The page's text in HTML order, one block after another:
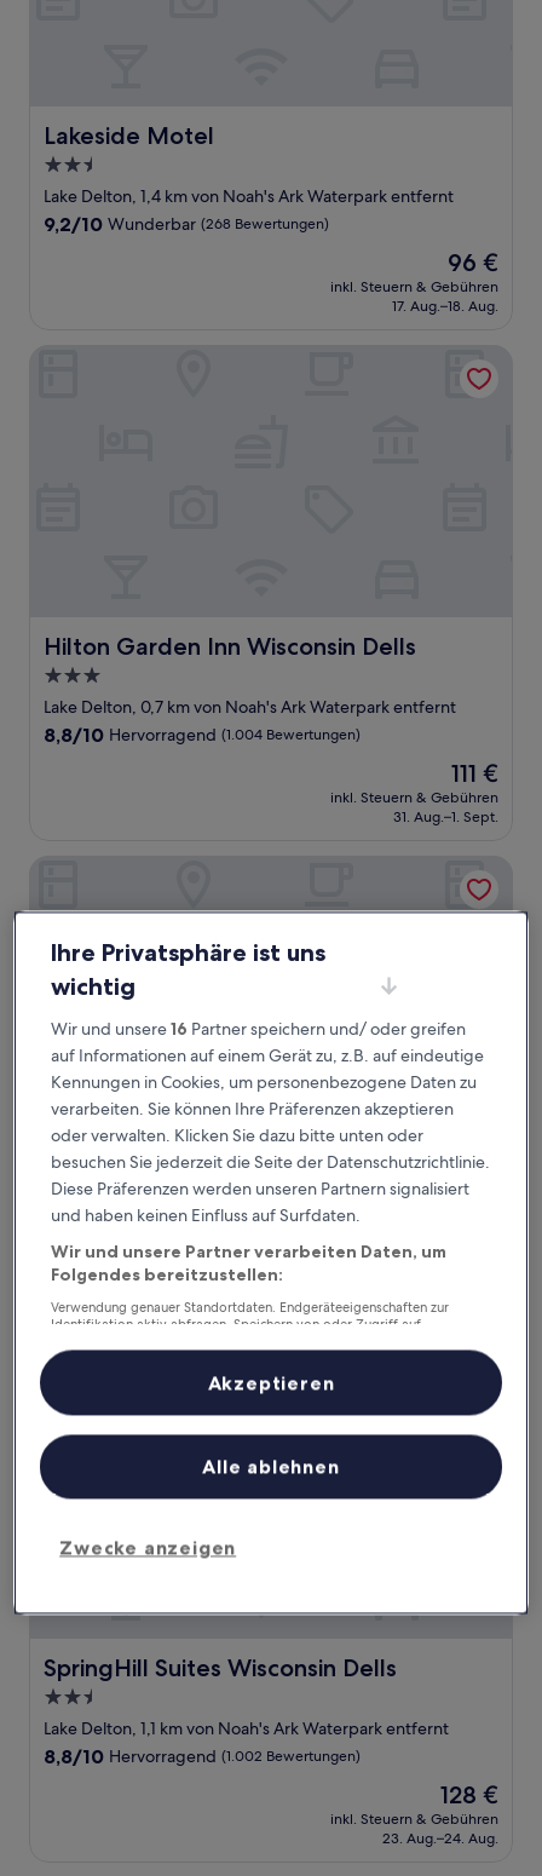
Lakeside Motel
Lakeside Motel
2.5-
Sterne-
Unterkunft
Lake Delton, 1,4 km von Noah's Ark Waterpark entfernt
9.2
9,2/10 Wunderbar (268 Bewertungen)
Der
Preis
beträgt
96 €
inkl. Steuern & Gebühren
17. Aug.–18. Aug.
Hilton Garden Inn Wisconsin Dells
Hilton Garden Inn Wisconsin Dells
3.0-
Sterne-
Unterkunft
Lake Delton, 0,7 km von Noah's Ark Waterpark entfernt
8.8
8,8/10 Hervorragend (1.004 Bewertungen)
Der
Preis
beträgt
111 €
inkl. Steuern & Gebühren
31. Aug.–1. Sept.
Shamrock Motel
Shamrock Motel
2.5-
Sterne-
Lake Delton, 0,4 km von Noah's Ark Waterpark entfernt
8.8
von
10,
Hervorragend,
(138
Bewertungen)
8,8/10 Hervorragend (138 Bewertungen)
Preis
155 €
inkl. Steuern & Gebühren
31. Aug.–1. Sept.
SpringHill Suites Wisconsin Dells
SpringHill Suites Wisconsin Dells
2.5-
Sterne-
Unterkunft
Lake Delton, 1,1 km von Noah's Ark Waterpark entfernt
8.8
8,8/10 Hervorragend (1.002 Bewertungen)
Der
Preis
beträgt
128 €
inkl. Steuern & Gebühren
23. Aug.–24. Aug.
SpringHill Suites Wisconsin Dells
Ihre Privatsphäre ist uns
wichtig
Wir und unsere16 Partner speichern und/ oder greifen
auf Informationen auf einem Gerät zu, z.B. auf eindeutige
Kennungen in Cookies, um personenbezogene Daten zu
verarbeiten. Sie können Ihre Präferenzen akzeptieren
oder verwalten. Klicken Sie dazu bitte unten oder
besuchen Sie jederzeit die Seite der Datenschutzrichtlinie.
Diese Präferenzen werden unseren Partnern signalisiert
und haben keinen Einfluss auf Surfdaten.
Wir und unsere Partner verarbeiten Daten, um
Folgendes bereitzustellen:
Verwendung genauer Standortdaten. Endgeräteeigenschaften zur
Identifikation aktiv abfragen. Speichern von oder Zugriff auf
Inhalte, Messung von Werbeleistung und der Performance von Inhalten,
Zielgruppenforschung sowie Entwicklung und Verbesserung von
Liste der Partner (Lieferanten)
Zwecke anzeigen
Alle ablehnen
Akzeptieren